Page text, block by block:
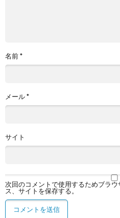
名前*
メール*
サイト
次回のコメントで使用するためブラ
ス、サイトを保存する。